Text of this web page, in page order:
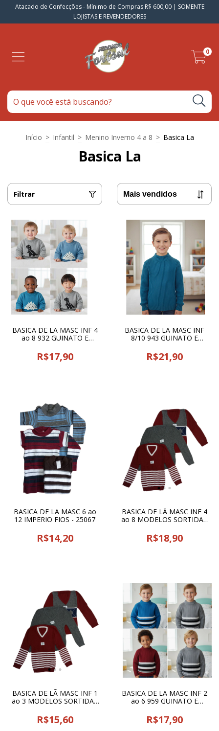
Atacado de Confecções - Mínimo de Compras R$ 600,00 | SOMENTE
LOJISTAS E REVENDEDORES
0
Início > Infantil > Menino Inverno 4 a 8 > Basica La
Basica La
Filtrar
BASICA DE LA MASC INF 4
ao 8 932 GUINATO E
R$17,90
BASICA DE LA MASC INF
8/10 943 GUINATO E
R$21,90
BASICA DE LA MASC 6 ao
12 IMPERIO FIOS - 25067
R$14,20
BASICA DE LÃ MASC INF 4
ao 8 MODELOS SORTIDAS
R$18,90
BASICA DE LÃ MASC INF 1
ao 3 MODELOS SORTIDAS
R$15,60
BASICA DE LA MASC INF 2
ao 6 959 GUINATO E
R$17,90